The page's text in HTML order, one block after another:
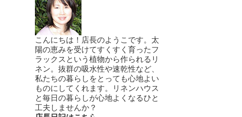
こんにちは！店長のようこです。太
陽の恵みを受けてすくすく育ったフ
ラックスという植物から作られるリ
ネン。抜群の吸水性や速乾性など、
私たちの暮らしをとっても心地よい
ものにしてくれます。リネンハウス
と毎日の暮らしが心地よくなるひと
工夫しませんか？